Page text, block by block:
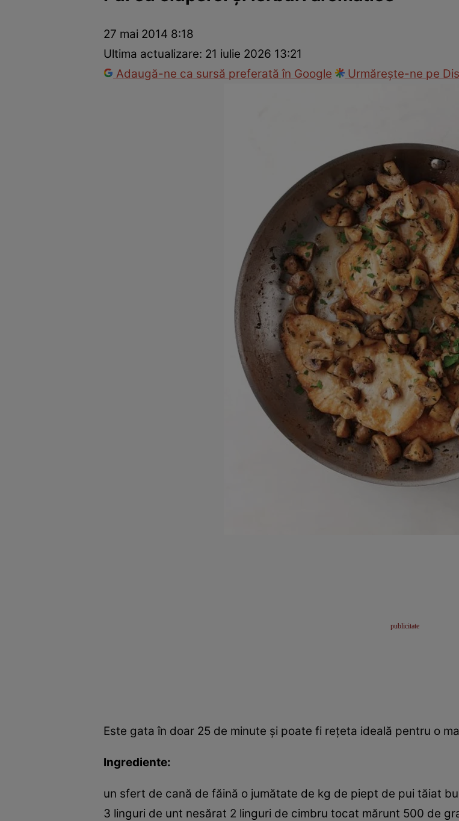
Mâncăruri rapideRețete cu legume
27 mai 2014 8:18
Ultima actualizare: 21 iulie 2026 13:21
Adaugă-ne ca sursă preferată în Google
Urmărește-ne pe
Este gata în doar 25 de minute şi poate fi reţeta ideală pentru o
Ingrediente:
un sfert de cană de făină o jumătate de kg de piept de pui tăiat
3 linguri de unt nesărat 2 linguri de cimbru tocat mărunt 500 de